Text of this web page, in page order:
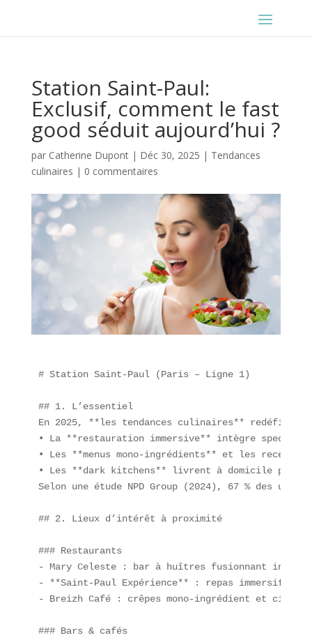
Station Saint-Paul:
Exclusif, comment le fast
good séduit aujourd’hui ?
par Catherine Dupont| Déc 30, 2025 | Tendances
culinaires | 0 commentaires
# Station Saint-Paul (Paris – Ligne 1)
## 1. L’essentiel
En 2025, **les tendances culinaires**
• La **restauration immersive** intègre
• Les **menus mono-ingrédients** et les
• Les **dark kitchens** livrent à domicile
Selon une étude NPD Group (2024), 67 % des
## 2. Lieux d’intérêt à proximité
### Restaurants
- Mary Celeste : bar à huîtres fusionnant
- **Saint-Paul Expérience** : repas immersif
- Breizh Café : crêpes mono-ingrédient et cidres
### Bars & cafés